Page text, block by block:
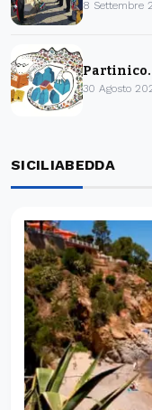
8 Settembre
30 Agosto
SICILIABEDDA